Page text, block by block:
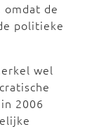
de
politieke
wel
2006